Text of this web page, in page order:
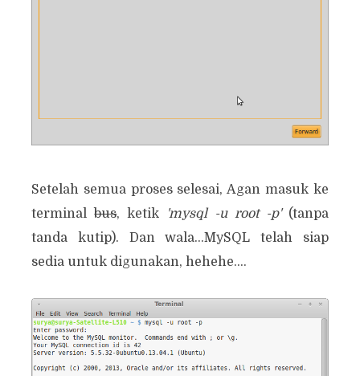
Setelah semua proses selesai, Agan masuk ke
terminalbus, ketik 'mysql -u root -p'(tanpa
tanda kutip). Dan wala...MySQL telah siap
sedia untuk digunakan, hehehe....